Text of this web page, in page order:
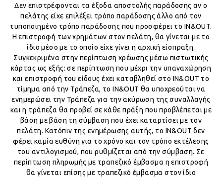
Δεν επιστρέφονται τα έξοδα αποστολής παράδοσης αν ο
πελάτης είχε επιλέξει τρόπο παράδοσης άλλο από τον
τυποποιημένο τρόπο παράδοσης που προσφέρει το IN&OUT.
Η επιστροφή των χρημάτων στον πελάτη, θα γίνεται με το
ίδιο μέσο με το οποίο είχε γίνει η αρχική είσπραξη.
Συγκεκριμένα στην περίπτωση χρέωσης μέσω πιστωτικής
κάρτας ως εξής: σε περίπτωση που μέχρι την υπαναχώρηση
και επιστροφή του είδους έχει καταβληθεί στο IN&OUT το
τίμημα από την Τράπεζα, το IN&OUT θα υποχρεούται να
ενημερώσει την Τράπεζα για την ακύρωση της συναλλαγής
και η τράπεζα θα προβεί σε κάθε πράξη που προβλέπεται με
βάση με βάση τη σύμβαση που έχει καταρτίσει με τον
πελάτη. Κατόπιν της ενημέρωσης αυτής, το IN&OUT δεν
φέρει καμία ευθύνη για το χρόνο και τον τρόπο εκτέλεσης
του αντιλογισμού, που ρυθμίζεται από την σύμβαση. Σε
περίπτωση πληρωμής με τραπεζικό έμβασμα η επιστροφή
θα γίνεται επίσης με τραπεζικό έμβασμα στον ίδιο